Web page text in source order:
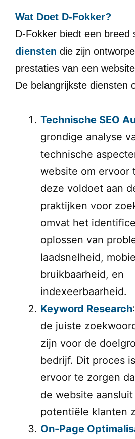
Wat Doet D-Fokker?
D-Fokker biedt een breed
diensten die zijn
prestaties van een
De belangrijkste diensten
Technische SEO
grondige analyse
technische
website om ervoor
deze voldoet aan
praktijken voor
omvat het
oplossen van
laadsnelheid,
bruikbaarheid, en
indexeerbaarheid.
Keyword Research
de juiste
zijn voor de
bedrijf. Dit proces
ervoor te zorgen
de website
potentiële klanten
On-Page